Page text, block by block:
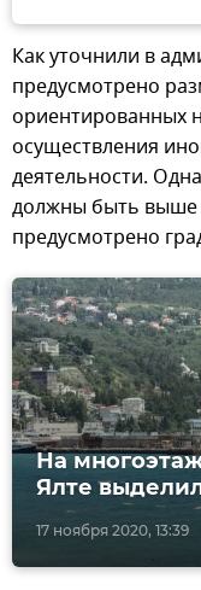
Как уточнили в
предусмотрено
ориентированных
осуществления
деятельности.
должны быть выше
предусмотрено
17 ноября 2020, 13:39
На
Ялте